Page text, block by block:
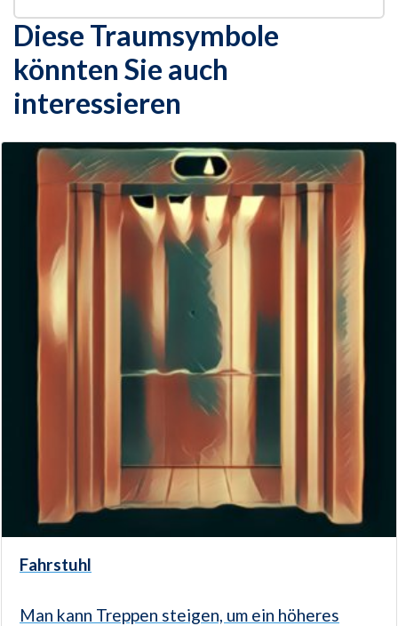
Diese Traumsymbole
könnten Sie auch
interessieren
Fahrstuhl
Man kann Treppen steigen, um ein höheres